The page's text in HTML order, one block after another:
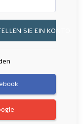
SIE EIN KONTO